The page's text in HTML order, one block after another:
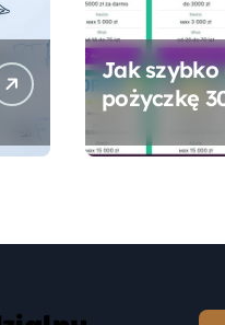
Jak szybko
pożyczkę